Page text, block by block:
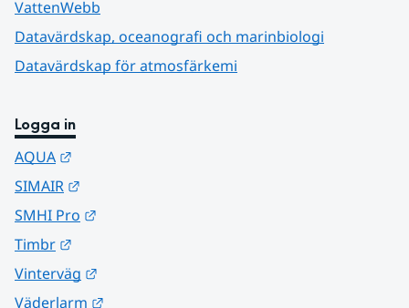
VattenWebb
Datavärdskap, oceanografi och marinbiologi
Datavärdskap för atmosfärkemi
Logga in
AQUA
SIMAIR
SMHI Pro
Timbr
Vinterväg
Väderlarm